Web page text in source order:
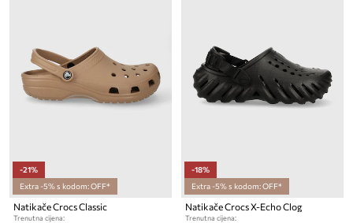
-21%
Extra -5% s kodom: OFF*
Natikače Crocs Classic
Trenutna cijena:
-18%
Extra -5% s kodom: OFF*
Natikače Crocs X-Echo Clog
Trenutna cijena: